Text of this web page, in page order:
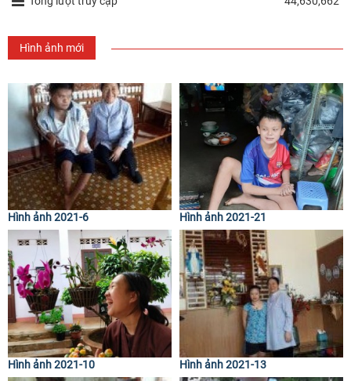
Hình ảnh mới
Hình ảnh 2021-6 Hình ảnh 2021-21
Hình ảnh 2021-10 Hình ảnh 2021-13